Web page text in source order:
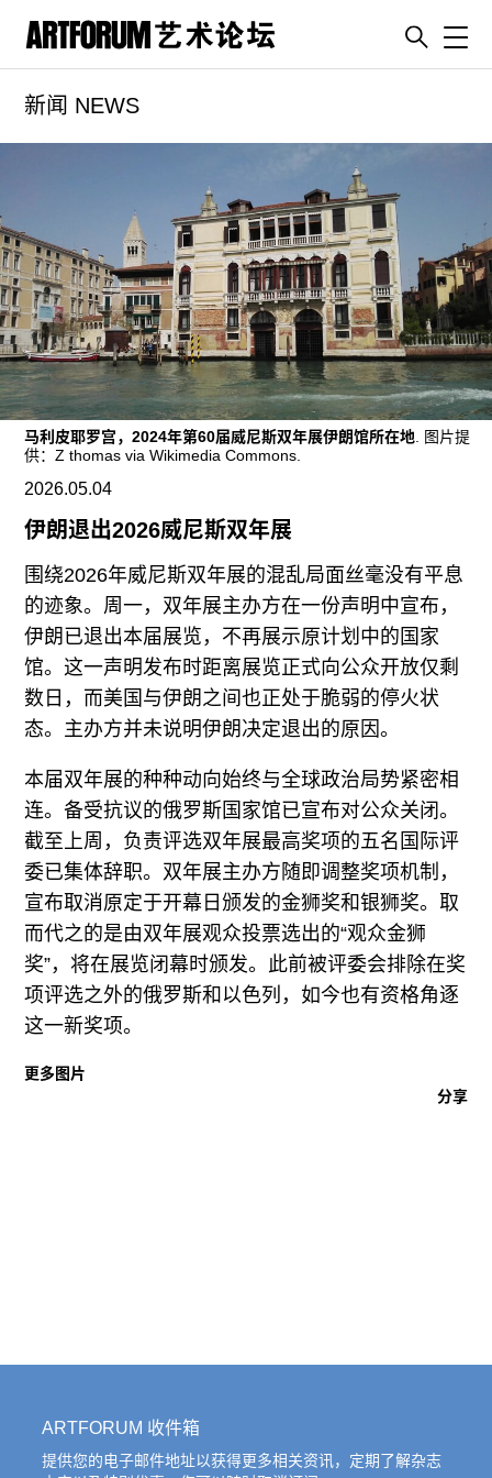
artguide
新闻
杂志
专栏
视频
ENGLISH
ART & EDUCATION
广告
订阅
往期内容
联系我们
关注我们
新闻 NEWS
马利皮耶罗宫，2024年第60届威尼斯双年展伊朗馆所在地 . 图片提
供：Z thomas via Wikimedia Commons.
2026.05.04
伊朗退出2026威尼斯双年展
围绕2026年威尼斯双年展的混乱局面丝毫没有平息
的迹象。周一，双年展主办方在一份声明中宣布，
伊朗已退出本届展览，不再展示原计划中的国家
馆。这一声明发布时距离展览正式向公众开放仅剩
数日，而美国与伊朗之间也正处于脆弱的停火状
态。主办方并未说明伊朗决定退出的原因。
本届双年展的种种动向始终与全球政治局势紧密相
连。备受抗议的俄罗斯国家馆已宣布对公众关闭。
截至上周，负责评选双年展最高奖项的五名国际评
委已集体辞职。双年展主办方随即调整奖项机制，
宣布取消原定于开幕日颁发的金狮奖和银狮奖。取
而代之的是由双年展观众投票选出的“观众金狮
奖”，将在展览闭幕时颁发。此前被评委会排除在奖
项评选之外的俄罗斯和以色列，如今也有资格角逐
这一新奖项。
更多图片
分享
ARTFORUM 收件箱
提供您的电子邮件地址以获得更多相关资讯，定期了解杂志